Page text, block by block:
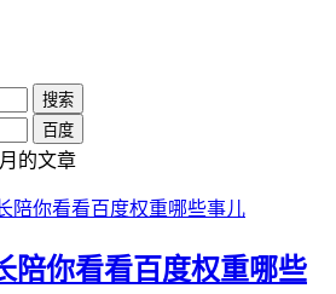
搜索
百度
的文章
陪你看看百度权重哪些